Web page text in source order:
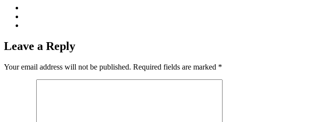
Leave a Reply
Your email address will not be published. Required fields are marked *